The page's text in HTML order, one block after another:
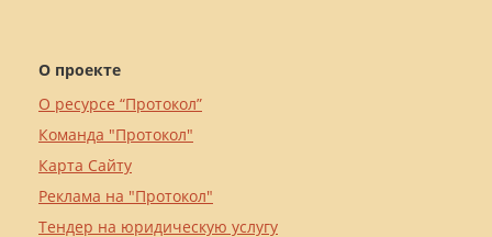
О проекте
О ресурсе “Протокол”
Команда "Протокол"
Карта Сайту
Реклама на "Протокол"
Тендер на юридическую услугу